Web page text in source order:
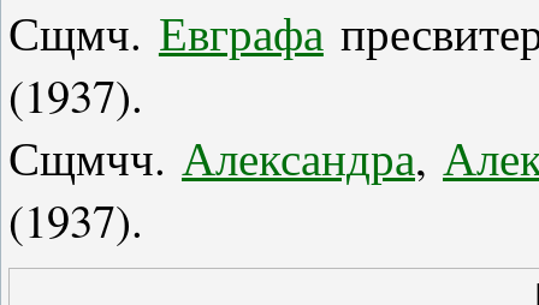
Сщмч. Евграфа
(1937).
Сщмчч. Александра,
(1937).